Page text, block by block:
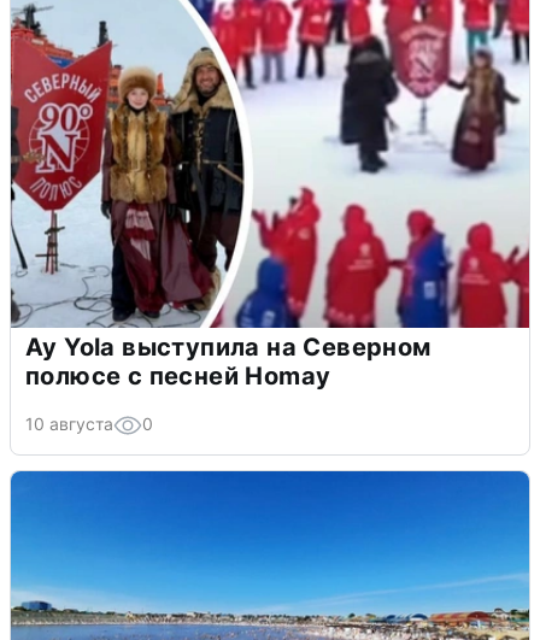
Ay Yola выступила на Северном
полюсе с песней Homay
10 августа 0